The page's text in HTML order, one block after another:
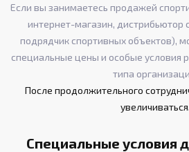
Если вы занимаетесь продажей
интернет-магазин, дистрибьютор
подрядчик спортивных объектов),
специальные цены и особые условия
типа
После продолжительного
увеличиваться.
Специальные условия